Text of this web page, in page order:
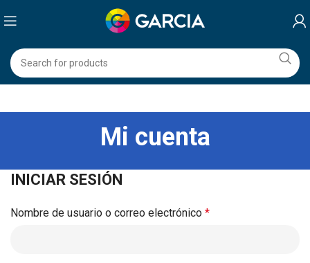
Mi cuenta
INICIAR SESIÓN
Nombre de usuario o correo electrónico *